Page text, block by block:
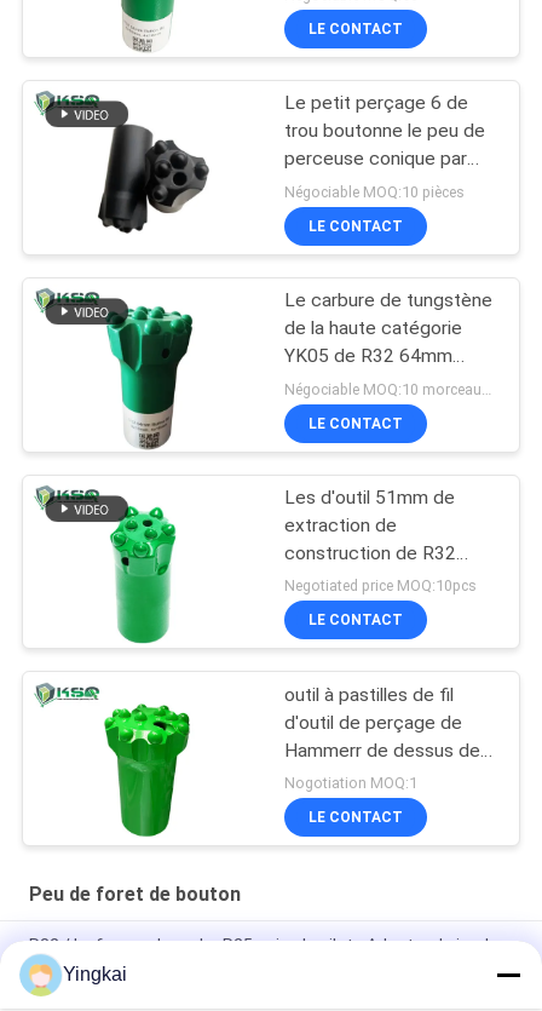
LE CONTACT
Le petit perçage 6 de
trou boutonne le peu de
perceuse conique par
36mm de bouton de
30mm 32mm
Négociable MOQ:10 pièces
LE CONTACT
Le carbure de tungstène
de la haute catégorie
YK05 de R32 64mm
insère le peu de
perceuse de bouton
LE CONTACT
Les d'outil 51mm de
extraction de
construction de R32
45mm fil le peu de
perceuse de bouton
Negotiated price MOQ:10pcs
LE CONTACT
outil à pastilles de fil
d'outil de perçage de
Hammerr de dessus de
carrière de l'exploitation
T45 de 89mm
Nogotiation MOQ:1
LE CONTACT
Peu de foret de bouton
R32 / Le forage de roche R25 usine le pilote Adapter de jambe
de peu de perceuse de carbure de tungstène
Yingkai